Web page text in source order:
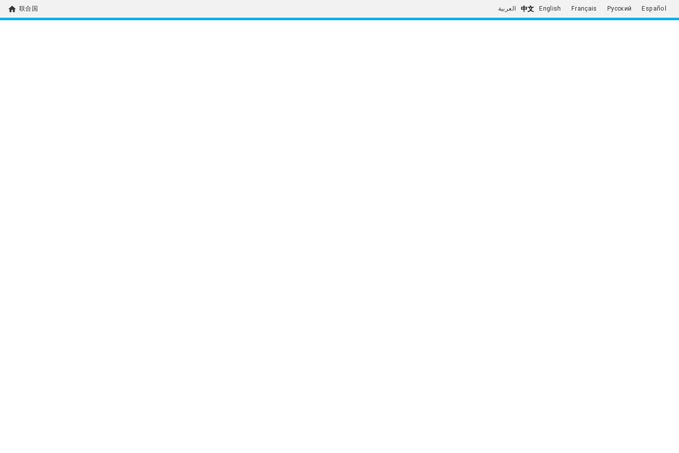
home 联合国 العربية 中文 English Français Русский Español